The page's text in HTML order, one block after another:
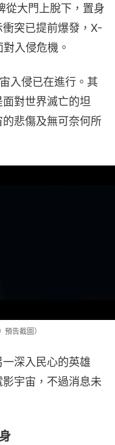
大門上脫下，置身
突已提前爆發，X-
入侵危機。
入侵已在進行。其
對世界滅亡的坦
悲傷及無可奈何所
告截圖）
深入民心的英雄
影宇宙，不過消息未